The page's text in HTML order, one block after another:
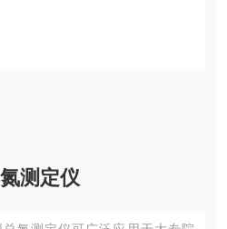
测定仪